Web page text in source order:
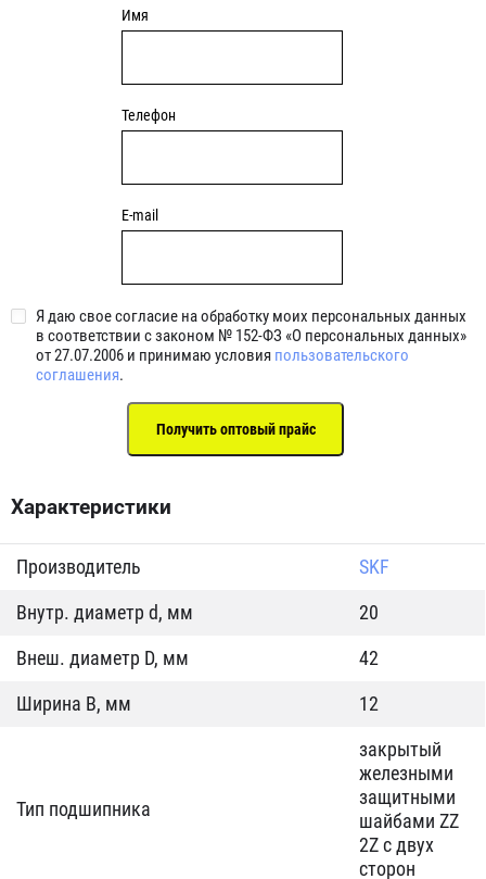
Имя
Телефон
E-mail
Я даю свое согласие на обработку моих персональных данных
в соответствии с законом № 152-ФЗ «О персональных данных»
от 27.07.2006 и принимаю условия пользовательского
соглашения.
Характеристики
Производитель
SKF
Внутр. диаметр d, мм
20
Внеш. диаметр D, мм
42
Ширина B, мм
12
Тип подшипника
закрытый
железными
защитными
шайбами ZZ
2Z c двух
сторон